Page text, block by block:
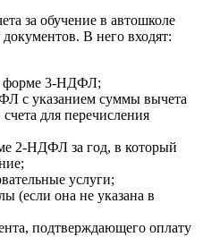
за обучение в автошколе
В него входят:
форме 3-НДФЛ;
с указанием суммы вычета
для перечисления
2-НДФЛ за год, в который
услуги;
(если она не указана в
подтверждающего оплату